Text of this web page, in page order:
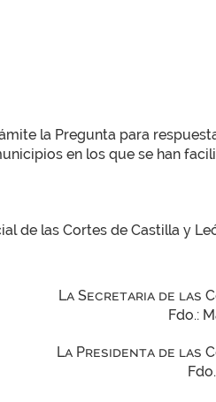
la Pregunta para
en los que se han
de las Cortes de Castilla y
La Secretaria de las
Fdo.:
La Presidenta de las